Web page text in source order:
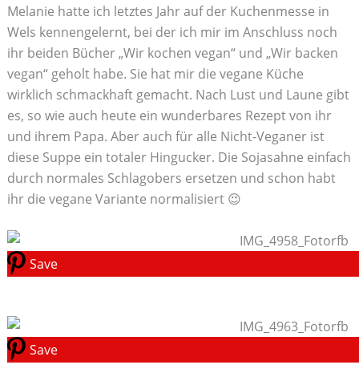
Melanie hatte ich letztes Jahr auf der Kuchenmesse in
Wels kennengelernt, bei der ich mir im Anschluss noch
ihr beiden Bücher „Wir kochen vegan“ und „Wir backen
vegan“ geholt habe. Sie hat mir die vegane Küche
wirklich schmackhaft gemacht. Nach Lust und Laune gibt
es, so wie auch heute ein wunderbares Rezept von ihr
und ihrem Papa. Aber auch für alle Nicht-Veganer ist
diese Suppe ein totaler Hingucker. Die Sojasahne einfach
durch normales Schlagobers ersetzen und schon habt
ihr die vegane Variante normalisiert 😉
Save
Save